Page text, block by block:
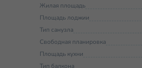
Жилая площадь
Площадь лоджии
Тип санузла
Свободная планировка
Площадь кухни
Тип балкона